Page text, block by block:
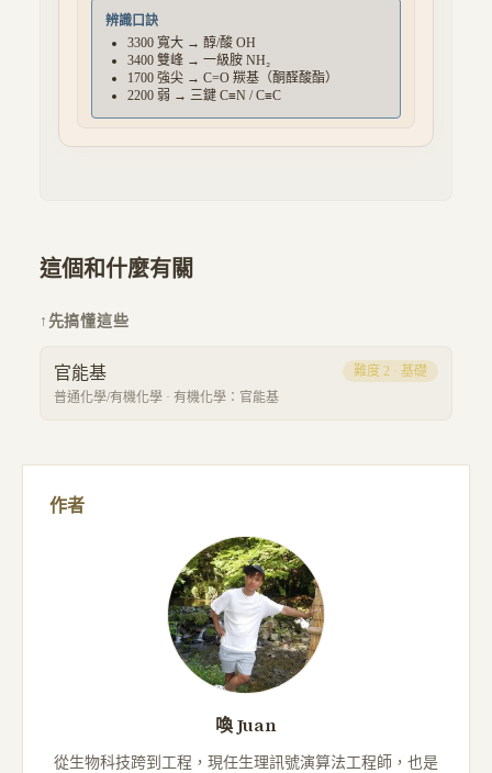
辨識口訣
3300 寬大 → 醇/酸 OH
3400 雙峰 → 一級胺 NH₂
1700 強尖 → C=O 羰基（酮醛酸酯）
2200 弱 → 三鍵 C≡N / C≡C
這個和什麼有關
↑ 先搞懂這些
官能基
普通化學/有機化學 · 有機化學：官能基
難度 2 · 基礎
作者
喚 Juan
從生物科技跨到工程，現任生理訊號演算法工程師，也是